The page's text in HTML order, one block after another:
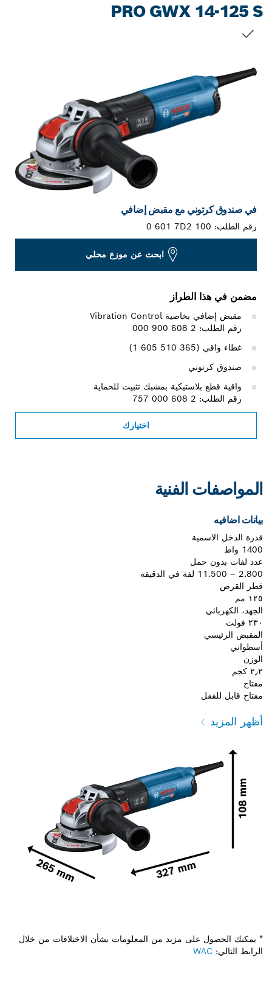
PRO GWX 14-125 S
في صندوق كرتوني مع مقبض إضافي
رقم الطلب:0 601 7D2 100
ابحث عن موزع محلي
مضمن في هذا الطراز
مقبض إضافي بخاصية Vibration Control
رقم الطلب: 2 608 900 000
غطاء واقي (‎1 605 510 365)
صندوق كرتوني
واقية قطع بلاستيكية بمشبك تثبيت للحماية
رقم الطلب: 2 608 000 757
اختيارك
المواصفات الفنية
بيانات اضافيه
قدرة الدخل الاسمية
1400 واط
عدد لفات بدون حمل
2.800 – 11.500 لفة في الدقيقة
قطر القرص
١٢٥ مم
الجهد، الكهربائي
٢٣٠ فولت
المقبض الرئيسي
أسطواني
الوزن
٢٫٢ كجم
مفتاح
مفتاح قابل للقفل
أظهر المزيد
* يمكنك الحصول على مزيد من المعلومات بشأن الاختلافات من خلال
الرابط التالي: WAC